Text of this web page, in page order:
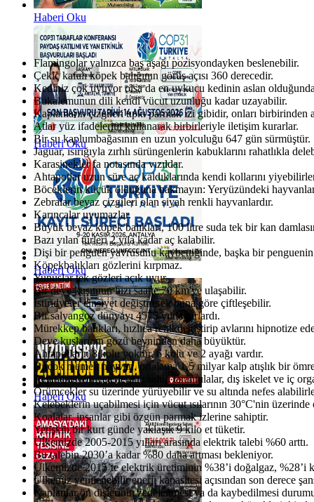
Haberi Oku
Haberi Oku
Haberi Oku
Haberi Oku
Flamingolar yalnızca baş aşağı pozisyondayken beslenebilir.
Çekiç kafalı köpek balığının görüş açısı 360 derecedir.
Kediniz çok uyuyor olsa da en uykucu kedinin aslan
Bukalemunun dili kendi vücut uzunluğu kadar uzayabilir.
Kaplanların çizgileri tıpkı parmak izi gibidir, onları birbirinden
Atlar yüz ifadelerini kullanarak birbirleriyle iletişim kurarlar.
Bir su kaplumbağasının en uzun yolculuğu 647 gün sürmüştür.
Jaguar, ısırığıyla zırhlı sürüngenlerin kabuklarını rahatlıkla
Karasinekler fa notasında vızıldar.
Ahtapotlar uzun süre aç kaldıklarında kendi kollarını
Böceklerin küçük olduğuna bakmayın: Yeryüzündeki
Zebralar beyaz çizgileri olan siyah renkli hayvanlardır.
Karıncalar uyumazlar.
Büyük beyaz köpek balıkları, 100 litre suda tek bir kan
Bazı yılan türleri 2 yıla kadar aç kalabilir.
Dişi bir penguen yavrusunu kaybettiğinde, başka bir
Köpekbalıkları gözlerini kırpmaz.
Yunuslar tek gözleri açık uyur.
Bir deve kuşunun hızı saatte 70 km'ye ulaşabilir.
İstiridyeler cinsiyet değiştirerek buna göre çiftleşebilir.
Bir salyangoz dünyayı 4575 yılda turlardı.
Mürekkep balıkları, hızlıca renk değiştirip avlarını hipnotize
Deve kuşlarının gözü beyninden daha büyüktür.
Ahtapotların 8 kolu yoktur, 6 kolu ve 2 ayağı vardır.
Birçok memeli hayvan, ortalama 1,5 milyar kalp atışlık bir
Rejenerasyon yeteneğine sahip tarantulalar, dış iskelet ve iç
Örümcekler su üzerinde yürüyebilir ve su altında nefes
Kelebeklerin uçabilmesi için vücut ısılarının 30°C'nin üzerinde
Koalalar, insanlar gibi özgün parmak izlerine sahiptir.
Yetişkin bir kurt günde yaklaşık 9 kilo et tüketir.
Ülkemizde 2005-2015 yılları arasında elektrik talebi %60 arttı.
Bu talebin 2030’a kadar %80 daha artması bekleniyor.
Ülkemizde 2015’te elektrik üretiminin %38’i doğalgaz, %28’i
Ülkemiz yenilenebilir enerji kapasitesi açısından son derece
Kaplanlar ön dişlerinin zedelenmesi ya da kaybedilmesi